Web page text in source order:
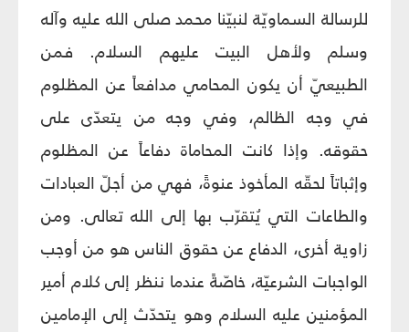
للرسالة السماويّة لنبيّنا محمد صلى الله عليه وآله
وسلم ولأهل البيت عليهم السلام. فمن
الطبيعيّ أن يكون المحامي مدافعاً عن المظلوم
في وجه الظالم، وفي وجه من يتعدّى على
حقوقه. وإذا كانت المحاماة دفاعاً عن المظلوم
وإثباتاً لحقّه المأخوذ عنوةً، فهي من أجلّ العبادات
والطاعات التي يُتقرّب بها إلى الله تعالى. ومن
زاوية أخرى، الدفاع عن حقوق الناس هو من أوجب
الواجبات الشرعيّة، خاصّةً عندما ننظر إلى كلام أمير
المؤمنين عليه السلام وهو يتحدّث إلى الإمامين